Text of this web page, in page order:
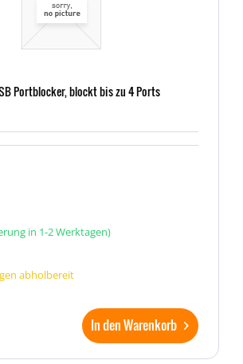
Portblocker, blockt bis zu 4 Ports
in 1-2 Werktagen)
abholbereit
In den Warenkorb